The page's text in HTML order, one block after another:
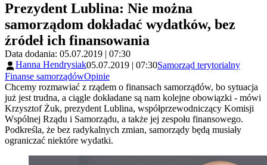
Prezydent Lublina: Nie można
samorządom dokładać wydatków, bez
źródeł ich finansowania
Data dodania: 05.07.2019 | 07:30
Hanna Hendrysiak05.07.2019 | 07:30Samorząd terytorialny
Finanse samorządówOpinie
Chcemy rozmawiać z rządem o finansach samorządów, bo sytuacja
już jest trudna, a ciągle dokładane są nam kolejne obowiązki - mówi
Krzysztof Żuk, prezydent Lublina, współprzewodniczący Komisji
Wspólnej Rządu i Samorządu, a także jej zespołu finansowego.
Podkreśla, że bez radykalnych zmian, samorządy będą musiały
ograniczać niektóre wydatki.